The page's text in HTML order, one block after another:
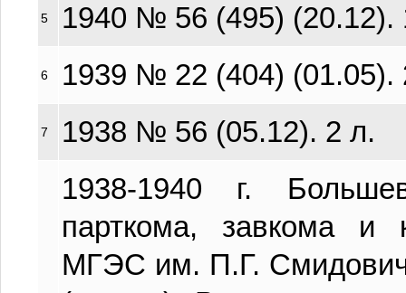
5 1940 № 56 (495) (20.12).
6 1939 № 22 (404) (01.05).
7 1938 № 56 (05.12). 2 л.
1938-1940 г.
парткома, завкома
МГЭС им. П.Г.